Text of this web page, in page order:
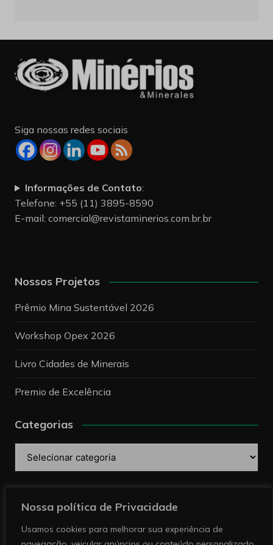
Nossa política de Privacidade
Usamos cookies para melhorar sua experiência de
Siga nossas redes sociais
Informações de Contato:
Telefone: +55 (11) 3895-8590
E-mail: comercial@revistaminerios.com.br.br
Nossos Projetos
Prêmio Mina Sustentável 2026
Workshop Opex 2026
Livro Cidades de Minerais
Premio de Excelência
Categorias